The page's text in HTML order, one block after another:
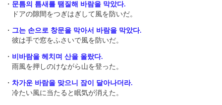
・ 문틈의 틈새를 땜질해 바람을 막았다.
ドアの隙間をつぎはぎして風を防いだ。
・ 그는 손으로 창문을 막아서 바람을 막았다.
彼は手で窓をふさいで風を防いだ。
・ 비바람을 헤치며 산을 올랐다.
雨風を押しのけながら山を登った。
・ 차가운 바람을 맞으니 잠이 달아나더라.
冷たい風に当たると眠気が消えた。